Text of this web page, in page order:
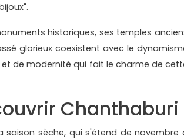
historiques, ses temples
glorieux coexistent avec le
de modernité qui fait le charme de
Chanthaburi
saison sèche, qui s'étend de novembre